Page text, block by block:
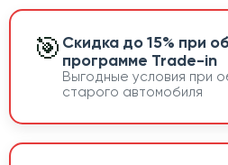
🎯 Скидка до 15% при
программе Trade-in
Выгодные условия при
старого автомобиля